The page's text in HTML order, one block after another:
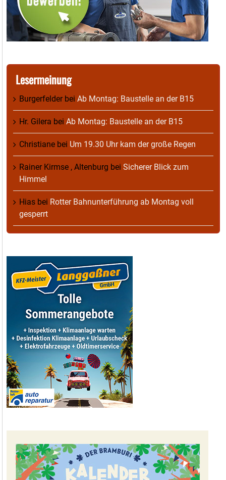
Lesermeinung
Burgerfelderbei Ab Montag: Baustelle an der B15
Hr. Gilera bei Ab Montag: Baustelle an der B15
Christiane bei Um 19.30 Uhr kam der große Regen
Rainer Kirmse , Altenburg bei Sicherer Blick zum
Himmel
Hias bei Rotter Bahnunterführung ab Montag voll
gesperrt